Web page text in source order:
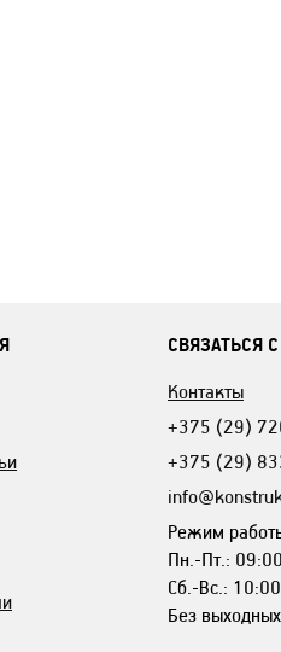
СВЯЗАТЬСЯ
Контакты
+375 (29)
+375 (29)
Режим
Пн.-Пт.:
Сб.-Вс.:
Без выходных